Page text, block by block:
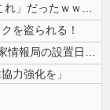
【凄すぎる】 力士の嫁に美人が多い理由→「これ」だったｗｗｗｗｗｗｗ
を盗られる！
（ ´_ゝ`）中国「高市政権が法制化を進めた国家情報局の設置日が7月3...
力強化を」